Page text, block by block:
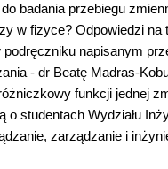
badania przebiegu
w fizyce? Odpowiedzi
napisanym
- dr Beatę Madras-
funkcji jednej
o studentach Wydziału
zarządzanie i